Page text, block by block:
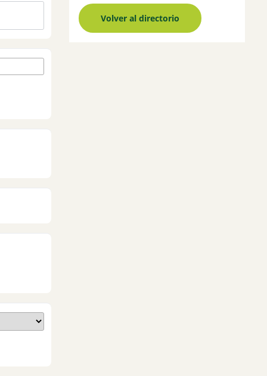
Volver al directorio